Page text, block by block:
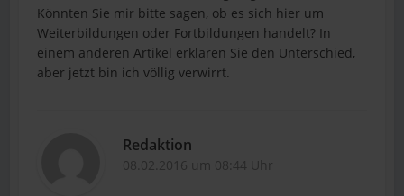
Könnten Sie mir bitte sagen, ob es sich hier um
Weiterbildungen oder Fortbildungen handelt? In
einem anderen Artikel erklären Sie den Unterschied,
aber jetzt bin ich völlig verwirrt.
Redaktion
08.02.2016 um 08:44 Uhr